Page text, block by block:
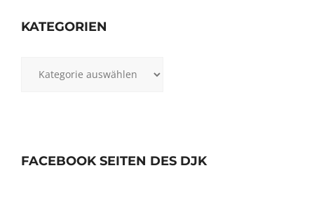
KATEGORIEN
FACEBOOK SEITEN DES DJK